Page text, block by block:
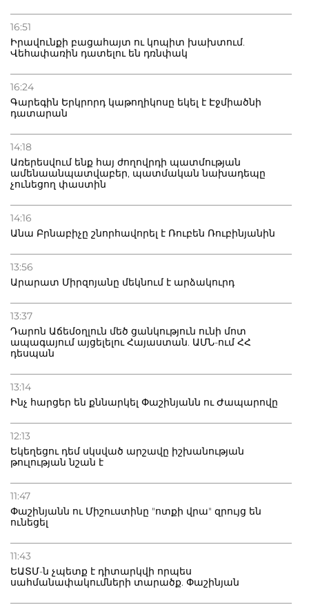
16:51
Իրավունքի բացահայտ ու կոպիտ խախտում.
Վեհափառին դատելու են դռնփակ
16:24
Գարեգին Երկրորդ կաթողիկոսը եկել է Էջմիածնի
դատարան
14:18
Առերեսվում ենք հայ ժողովրդի պատմության
ամենաանպատվաբեր, պատմական նախադեպը
չունեցող փաստին
14:16
Անա Բրնաբիչը շնորհավորել է Ռուբեն Ռուբինյանին
13:56
Արարատ Միրզոյանը մեկնում է արձակուրդ
13:37
Դարոն Աճեմօղլուն մեծ ցանկություն ունի մոտ
ապագայում այցելելու Հայաստան. ԱՄՆ-ում ՀՀ
դեսպան
13:14
Ինչ հարցեր են քննարկել Փաշինյանն ու Ժապարովը
12:13
Եկեղեցու դեմ սկսված արշավը իշխանության
թուլության նշան է
11:47
Փաշինյանն ու Միշուստինը "ոտքի վրա" զրույց են
ունեցել
11:43
ԵԱՏՄ-ն չպետք է դիտարկվի որպես
սահմանափակումների տարածք. Փաշինյան